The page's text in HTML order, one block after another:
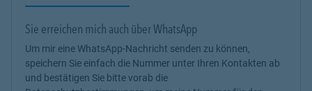
Sie erreichen mich auch über WhatsApp
Um mir eine WhatsApp-Nachricht senden zu können,
speichern Sie einfach die Nummer unter Ihren Kontakten ab
und bestätigen Sie bitte vorab die